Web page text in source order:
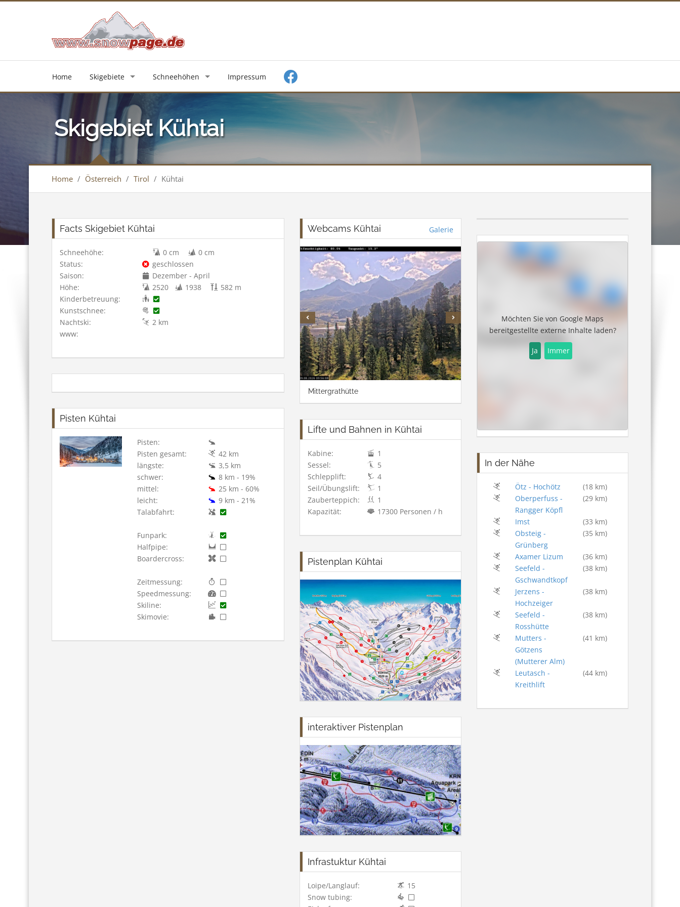
Home Skigebiete Schneehöhen Impressum
Skigebiet Kühtai
Home / Österreich / Tirol / Kühtai
Facts Skigebiet Kühtai
Schneehöhe: 0 cm
0 cm
Status:
geschlossen
Saison:
Dezember - April
Höhe:
2520 1938
582 m
Kinderbetreuung:
Kunstschnee:
Nachtski:
2 km
www:
Pisten Kühtai
Pisten:
Pisten gesamt:
42 km
längste:
3,5 km
schwer:
8 km - 19%
mittel:
25 km - 60%
leicht:
9 km - 21%
Talabfahrt:
Funpark:
Halfpipe:
Boardercross:
Zeitmessung:
Speedmessung:
Skiline:
Skimovie:
Webcams Kühtai Galerie
Mittergrathütte
Lifte und Bahnen in Kühtai
Kabine:
1
Sessel:
5
Schlepplift:
4
Seil/Übungslift:
1
Zauberteppich:
1
Kapazität:
17300 Personen / h
Pistenplan Kühtai
interaktiver Pistenplan
Infrastuktur Kühtai
Loipe/Langlauf:
15
Snow tubing:
Möchten Sie von Google Maps
bereitgestellte externe Inhalte laden?
Ja Immer
In der Nähe
Ötz - Hochötz
(18 km)
Oberperfuss -
Rangger Köpfl
(29 km)
Imst
(33 km)
Obsteig -
Grünberg
(35 km)
Axamer Lizum
(36 km)
Seefeld -
Gschwandtkopf
(38 km)
Jerzens -
Hochzeiger
(38 km)
Seefeld -
Rosshütte
(38 km)
Mutters -
Götzens
(Mutterer Alm)
(41 km)
Leutasch -
Kreithlift
(44 km)